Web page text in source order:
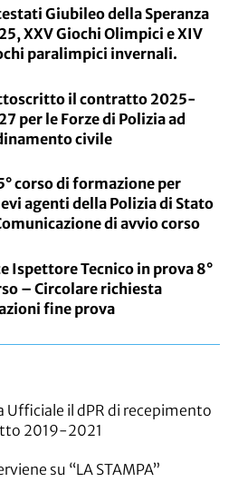
Giubileo della Speranza
XXV Giochi Olimpici e XIV
paralimpici invernali.
il contratto 2025-
per le Forze di Polizia ad
civile
corso di formazione per
agenti della Polizia di Stato
di avvio corso
Ispettore Tecnico in prova 8°
– Circolare richiesta
fine prova
Ufficiale il dPR di recepimento
2019-2021
su “LA STAMPA”